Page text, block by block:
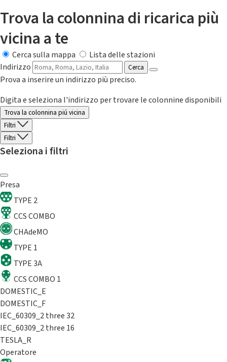
Trova la colonnina di ricarica più
vicina a te
Cerca sulla mappa
Lista delle stazioni
Indirizzo
Cerca
Prova a inserire un indirizzo più preciso.
Digita e seleziona l'indirizzo per trovare le colonnine disponibili
Trova la colonnina piú vicina
Filtri
Filtri
Seleziona i filtri
Presa
TYPE 2
CCS COMBO
CHAdeMO
TYPE 1
TYPE 3A
CCS COMBO 1
DOMESTIC_E
DOMESTIC_F
IEC_60309_2 three 32
IEC_60309_2 three 16
TESLA_R
Operatore